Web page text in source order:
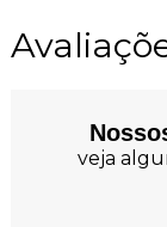
veja